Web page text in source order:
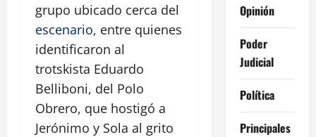
grupo ubicado cerca del
escenario, entre quienes
identificaron al
trotskista Eduardo
Belliboni, del Polo
Obrero, que hostigó a
Jerónimo y Sola al grito
Opinión
Poder
Judicial
Política
Principales